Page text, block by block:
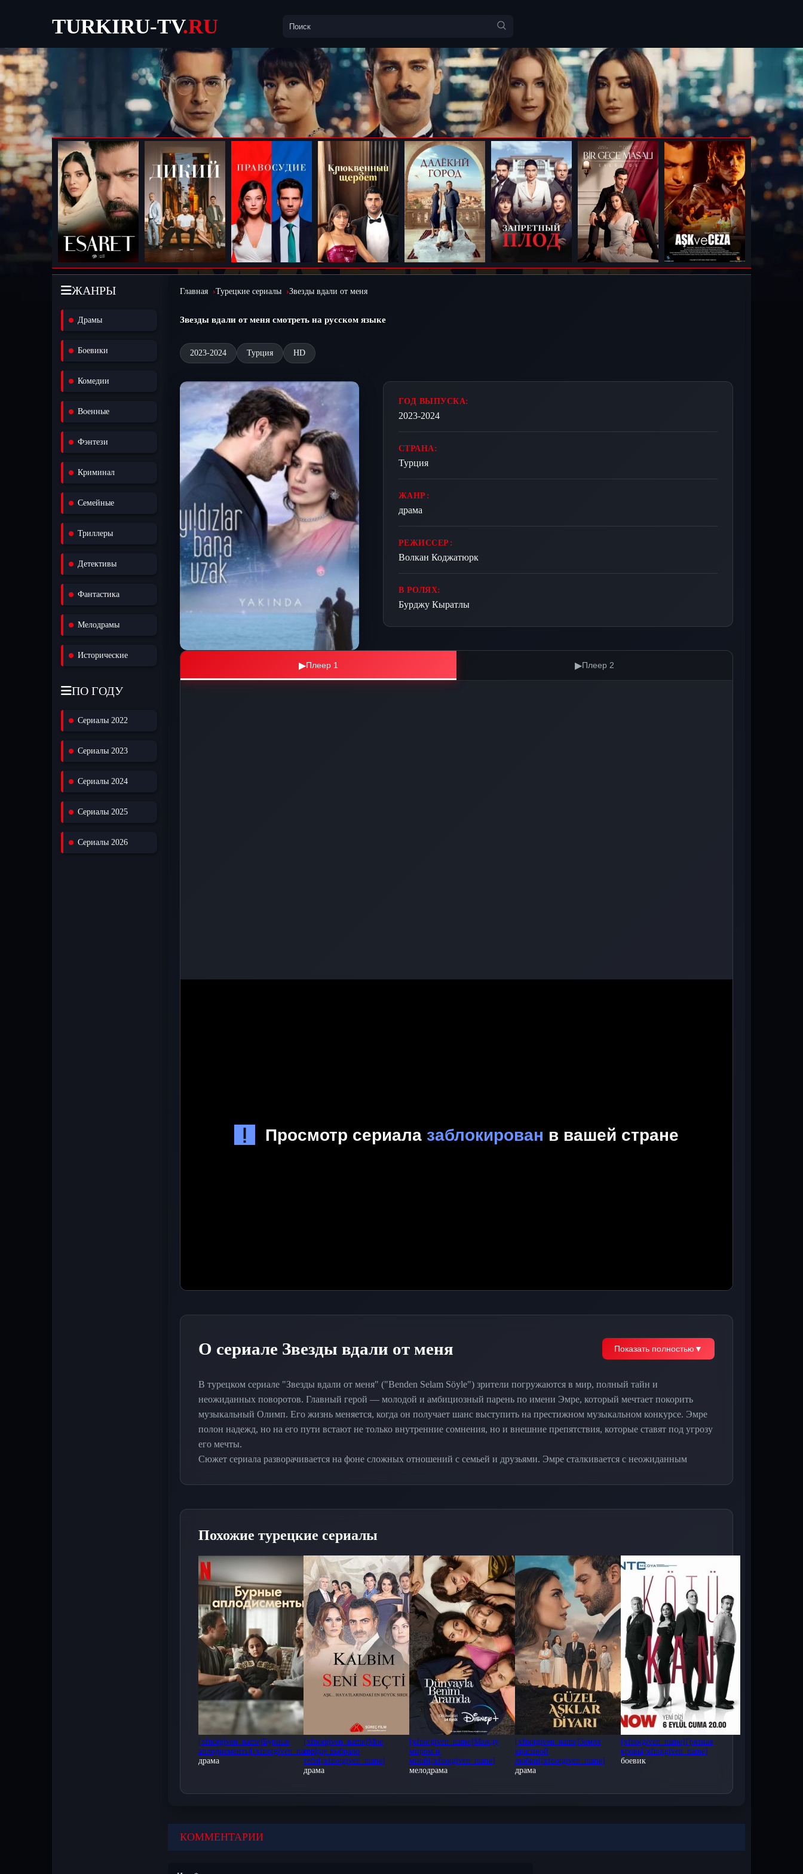
TURKIRU-TV.RU
ЖАНРЫ
Драмы
Боевики
Комедии
Военные
Фэнтези
Криминал
Семейные
Триллеры
Детективы
Фантастика
Мелодрамы
Исторические
ПО ГОДУ
Сериалы 2022
Сериалы 2023
Сериалы 2024
Сериалы 2025
Сериалы 2026
Главная Турецкие сериалы Звезды вдали от меня
Звезды вдали от меня смотреть на русском языке
2023-2024 Турция HD
ГОД ВЫПУСКА:
2023-2024
СТРАНА:
Турция
ЖАНР:
драма
РЕЖИССЕР:
Волкан Коджатюрк
В РОЛЯХ:
Бурджу Кыратлы
▶Плеер 1 ▶Плеер 2
О сериале Звезды вдали от меня Показать полностью ▼
В турецком сериале "Звезды вдали от меня" ("Benden Selam Söyle") зрители погружаются в мир, полный тайн и
неожиданных поворотов. Главный герой — молодой и амбициозный парень по имени Эмре, который мечтает покорить
музыкальный Олимп. Его жизнь меняется, когда он получает шанс выступить на престижном музыкальном конкурсе. Эмре
полон надежд, но на его пути встают не только внутренние сомнения, но и внешние препятствия, которые ставят под угрозу
его мечты.
Сюжет сериала разворачивается на фоне сложных отношений с семьей и друзьями. Эмре сталкивается с неожиданным
"Звезды вдали от меня" — это не только история о стремлении к мечте, но и глубокое исследование человеческих
в мир Эмре, его внутренние конфликты и тайны, которые ждут своего раскрытия.
Для любителей турецкого кинематографа предлагаем смотретьЗвезды вдали от меня
турецкий сериал на русском языке,
который доступен для всех бесплатно и в хорошем качестве. Все серии подряд можно смотреть без регистрации на нашем
сайте в отличном качестве HD.
Наслаждайтесь захватывающим сюжетом и яркими героями турецкого сериала. Оставляйте свои комментарии, делитесь
впечатлениями и обсуждайте любимые моменты с другими зрителями!
Новые серии доступны с русской озвучкой для просмотра на любых устройствах: iOS и Android, iPad, iPhone, а также на
телевизорах. Присоединяйтесь к миллионам зрителей и откройте для себя мир турецких сериалов на нашем сайте!
Похожие турецкие сериалы
[xfnotgiven_name]Бурные
аплодисменты[/xfnotgiven_name]
драма
[xfnotgiven_name]Мое
сердце выбрало
тебя[/xfnotgiven_name]
драма
[xfnotgiven_name]Между
миром и
мной[/xfnotgiven_name]
мелодрама
[xfnotgiven_name]Земля
красивой
любви[/xfnotgiven_name]
драма
[xfnotgiven_name]Грязная
кровь[/xfnotgiven_name]
боевик
КОММЕНТАРИИ